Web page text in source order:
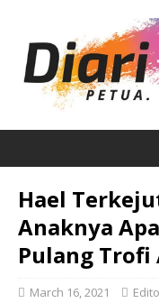
Hael
Anaknya
Pulang Trofi
March 16, 2021